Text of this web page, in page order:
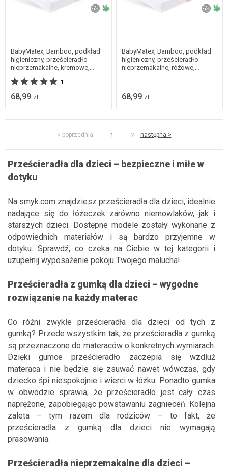
BabyMatex, Bamboo, podkład
higieniczny, prześcieradło
nieprzemakalne, kremowe,
1
68,99 zł
BabyMatex, Bamboo, podkład
higieniczny, prześcieradło
nieprzemakalne, różowe,
68,99 zł
< poprzednia 1 2 następna >
Prześcieradła dla dzieci – bezpieczne i miłe w
dotyku
Na smyk.com znajdziesz prześcieradła dla dzieci, idealnie
nadające się do łóżeczek zarówno niemowlaków, jak i
starszych dzieci. Dostępne modele zostały wykonane z
odpowiednich materiałów i są bardzo przyjemne w
dotyku. Sprawdź, co czeka na Ciebie w tej kategorii i
uzupełnij wyposażenie pokoju Twojego malucha!
Prześcieradła z gumką dla dzieci – wygodne
rozwiązanie na każdy materac
Co różni zwykłe prześcieradła dla dzieci od tych z
gumką? Przede wszystkim tak, że prześcieradła z gumką
są przeznaczone do materaców o konkretnych wymiarach.
Dzięki gumce prześcieradło zaczepia się wzdłuż
materaca i nie będzie się zsuwać nawet wówczas, gdy
dziecko śpi niespokojnie i wierci w łóżku. Ponadto gumka
w obwodzie sprawia, że prześcieradło jest cały czas
naprężone, zapobiegając powstawaniu zagnieceń. Kolejna
zaleta – tym razem dla rodziców – to fakt, że
prześcieradła z gumką dla dzieci nie wymagają
prasowania.
Prześcieradła nieprzemakalne dla dzieci –